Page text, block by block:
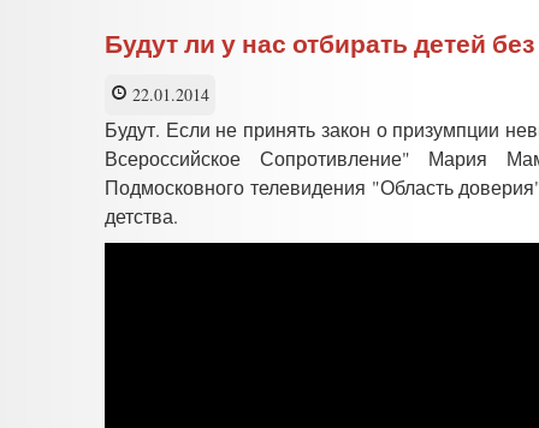
ЮВЕНАЛЬНУЮ
СТРАТЕГИЮ!
Будут ли у нас отбирать детей
22.01.2014
Будут. Если не принять закон о призумпции
Всероссийское Сопротивление" Мария
Подмосковного телевидения "Область
детства.